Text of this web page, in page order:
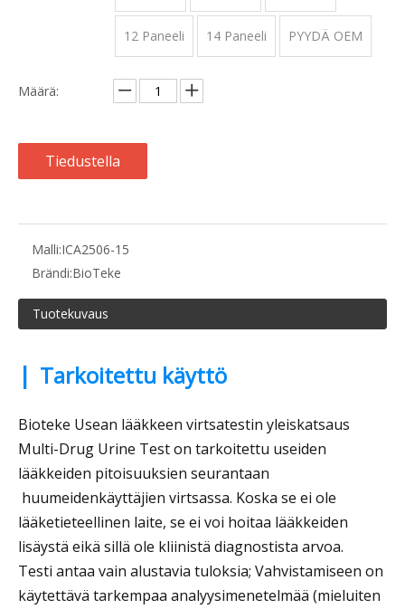
12 Paneeli 14 Paneeli PYYDÄ OEM
Määrä:
Tiedustella
Malli:ICA2506-15
Brändi:BioTeke
Tuotekuvaus
| Tarkoitettu käyttö
Bioteke Usean lääkkeen virtsatestin yleiskatsaus
Multi-Drug Urine Test on tarkoitettu useiden
lääkkeiden pitoisuuksien seurantaan
huumeidenkäyttäjien virtsassa. Koska se ei ole
lääketieteellinen laite, se ei voi hoitaa lääkkeiden
lisäystä eikä sillä ole kliinistä diagnostista arvoa.
Testi antaa vain alustavia tuloksia; Vahvistamiseen on
käytettävä tarkempaa analyysimenetelmää (mieluiten